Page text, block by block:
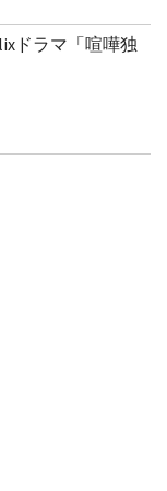
ドラマ「喧嘩独